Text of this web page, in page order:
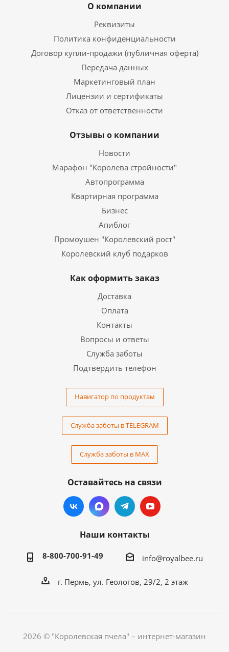
О компании
Реквизиты
Политика конфиденциальности
Договор купли-продажи (публичная оферта)
Передача данных
Маркетинговый план
Лицензии и сертификаты
Отказ от ответственности
Отзывы о компании
Новости
Марафон "Королева стройности"
Автопрограмма
Квартирная программа
Бизнес
Апиблог
Промоушен "Королевский рост"
Королевский клуб подарков
Как оформить заказ
Доставка
Оплата
Контакты
Вопросы и ответы
Служба заботы
Подтвердить телефон
Навигатор по продуктам
Служба заботы в TELEGRAM
Служба заботы в MAX
Оставайтесь на связи
Наши контакты
8-800-700-91-49 info@royalbee.ru
г. Пермь, ул. Геологов, 29/2, 2 этаж
2026 © "Королевская пчела" – интернет-магазин